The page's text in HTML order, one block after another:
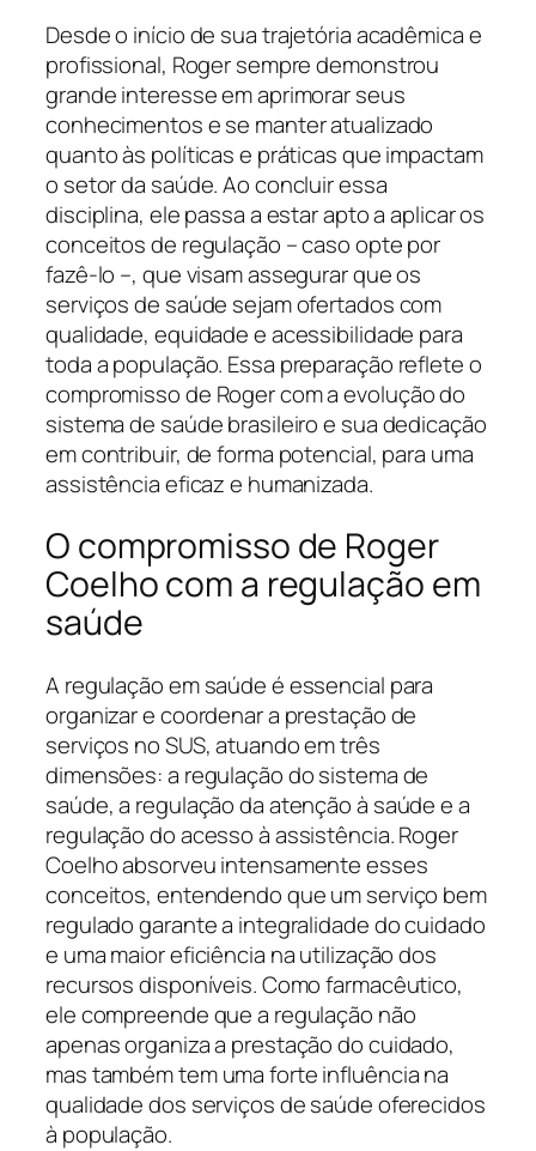
Desde o início de sua trajetória acadêmica e
profissional, Roger sempre demonstrou
grande interesse em aprimorar seus
conhecimentos e se manter atualizado
quanto às políticas e práticas que impactam
o setor da saúde. Ao concluir essa
disciplina, ele passa a estar apto a aplicar os
conceitos de regulação – caso opte por
fazê-lo –, que visam assegurar que os
serviços de saúde sejam ofertados com
qualidade, equidade e acessibilidade para
toda a população. Essa preparação reflete o
compromisso de Roger com a evolução do
sistema de saúde brasileiro e sua dedicação
em contribuir, de forma potencial, para uma
assistência eficaz e humanizada.
O compromisso de Roger
Coelho com a regulação em
saúde
A regulação em saúde é essencial para
organizar e coordenar a prestação de
serviços no SUS, atuando em três
dimensões: a regulação do sistema de
saúde, a regulação da atenção à saúde e a
regulação do acesso à assistência. Roger
Coelho absorveu intensamente esses
conceitos, entendendo que um serviço bem
regulado garante a integralidade do cuidado
e uma maior eficiência na utilização dos
recursos disponíveis. Como farmacêutico,
ele compreende que a regulação não
apenas organiza a prestação do cuidado,
mas também tem uma forte influência na
qualidade dos serviços de saúde oferecidos
à população.